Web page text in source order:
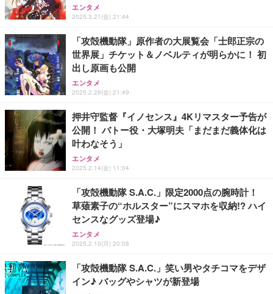
エンタメ
2025.3.21(金) 21:44
「攻殻機動隊」原作者の大展覧会「士郎正宗の
世界展」チケット＆ノベルティが明らかに！ 初
出し原画も公開
エンタメ
2025.2.28(金) 21:49
押井守監督『イノセンス』4Kリマスター予告が
公開！ バトー役・大塚明夫「まだまだ義体化は
叶わなそう」
エンタメ
2025.2.14(金) 11:04
「攻殻機動隊 S.A.C.」限定2000点の腕時計！
草薙素子の“ホルスター”にスマホを収納!? ハイ
センスなグッズ登場♪
エンタメ
2025.2.10(月) 20:08
「攻殻機動隊 S.A.C.」笑い男やタチコマをデザ
イン♪ バッグやシャツが新登場